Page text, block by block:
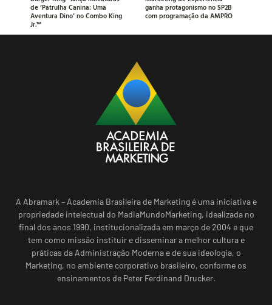
de ‘Patrulha Canina: Uma
Aventura Dino’ no Combo King
Jr.™
ganha protagonismo no SP2B
com programação da AMPRO
A Abramark – Academia Brasileira de Marketing é uma iniciativa e
propriedade intelectual do MadiaMundoMarketing, idealizada no
final dos anos 1990, institucionalizada em março de 2004 e que
tem como missão instituir e disseminar a melhor cultura e
práticas da Administração Moderna e de sua ideologia, o
Marketing, no ambiente corporativo brasileiro, conforme os
ensinamentos de Peter Ferdinand Drucker.